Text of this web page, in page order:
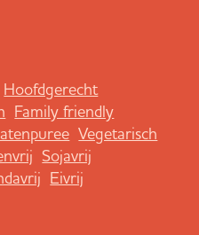
Hoofdgerecht
Family friendly
Vegetarisch
Sojavrij
Eivrij